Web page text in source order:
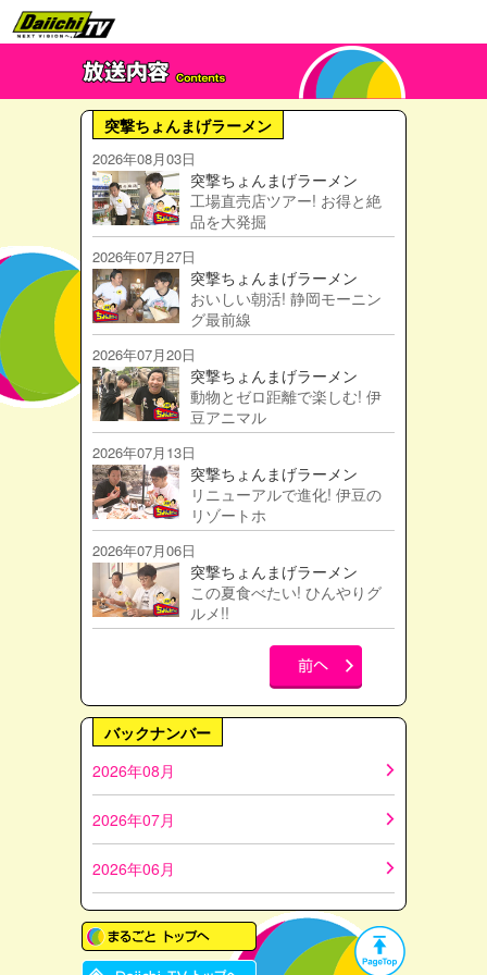
突撃ちょんまげラーメン
2026年08月03日
突撃ちょんまげラーメン
工場直売店ツアー! お得と絶
品を大発掘
2026年07月27日
突撃ちょんまげラーメン
おいしい朝活! 静岡モーニン
グ最前線
2026年07月20日
突撃ちょんまげラーメン
動物とゼロ距離で楽しむ! 伊
豆アニマル
2026年07月13日
突撃ちょんまげラーメン
リニューアルで進化! 伊豆の
リゾートホ
2026年07月06日
突撃ちょんまげラーメン
この夏食べたい! ひんやりグ
ルメ!!
バックナンバー
2026年08月
2026年07月
2026年06月